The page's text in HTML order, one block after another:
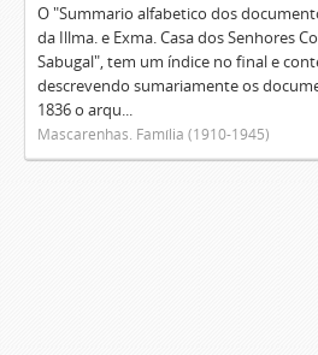
O "Summario alfabetico dos
da Illma. e Exma. Casa dos Senhores
Sabugal", tem um índice no final e
descrevendo sumariamente os
1836 o arqu...
Mascarenhas. Família (1910-1945)